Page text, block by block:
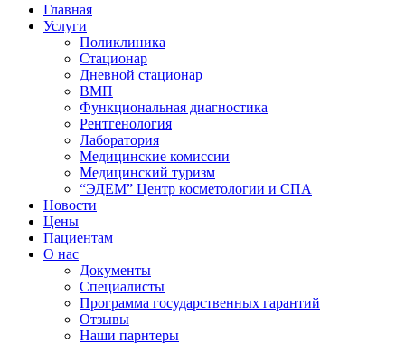
Главная
Услуги
Поликлиника
Стационар
Дневной стационар
ВМП
Функциональная диагностика
Рентгенология
Лаборатория
Медицинские комиссии
Медицинский туризм​
“ЭДЕМ” Центр косметологии и СПА
Новости
Цены
Пациентам
О нас
Документы
Специалисты
Программа государственных гарантий
Отзывы
Наши парнтеры